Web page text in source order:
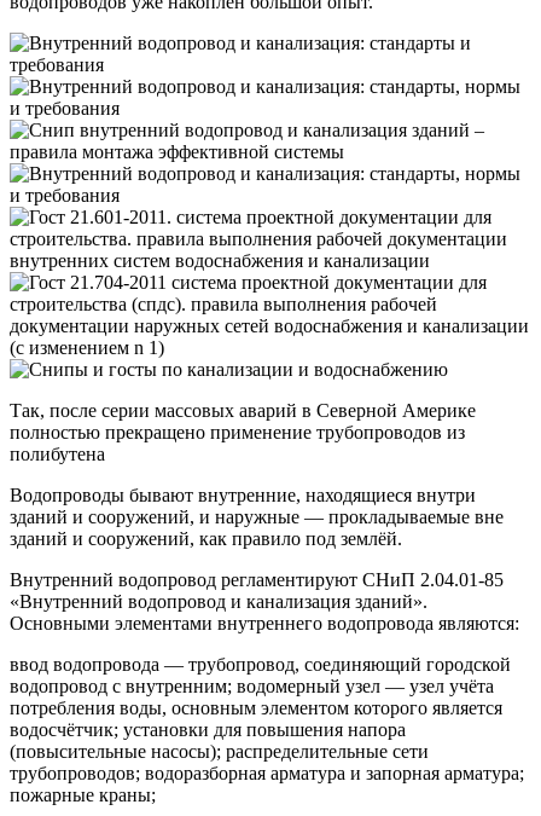
Так, после серии массовых аварий в Северной Америке
полностью прекращено применение трубопроводов из
полибутена
Водопроводы бывают внутренние, находящиеся внутри
зданий и сооружений, и наружные — прокладываемые вне
зданий и сооружений, как правило под землёй.
Внутренний водопровод регламентируют СНиП 2.04.01-85
«Внутренний водопровод и канализация зданий».
Основными элементами внутреннего водопровода являются:
ввод водопровода — трубопровод, соединяющий городской
водопровод с внутренним; водомерный узел — узел учёта
потребления воды, основным элементом которого является
водосчётчик; установки для повышения напора
(повысительные насосы); распределительные сети
трубопроводов; водоразборная арматура и запорная арматура;
пожарные краны;